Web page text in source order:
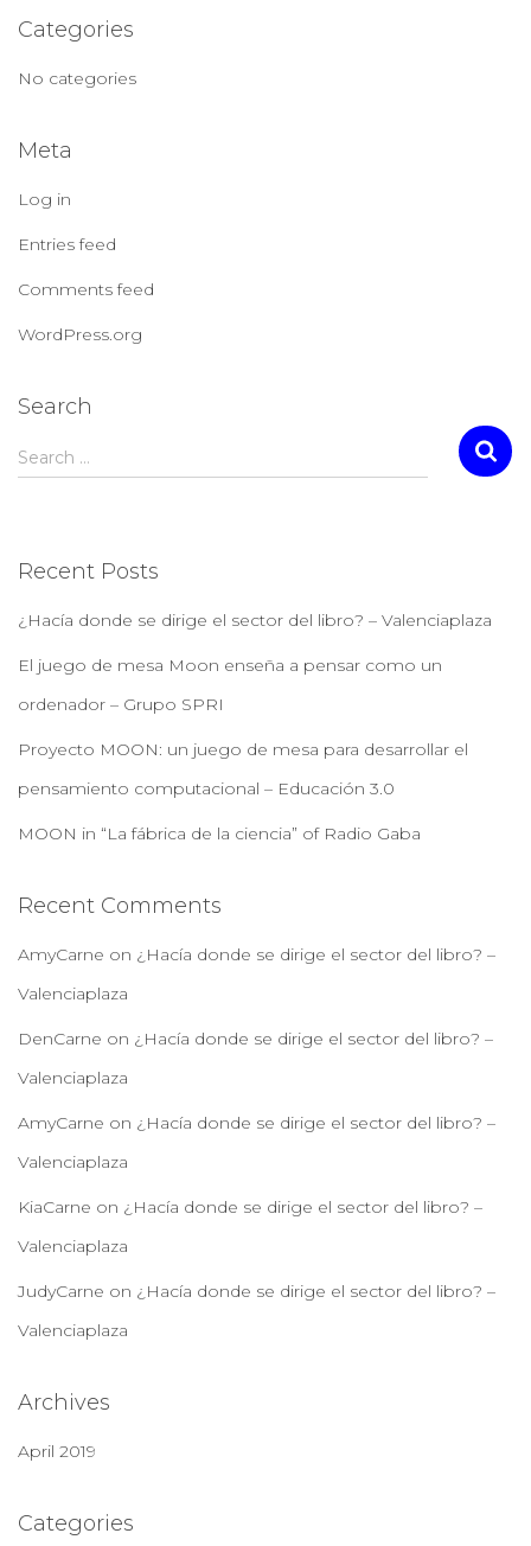
Categories
No categories
Meta
Log in
Entries feed
Comments feed
WordPress.org
Search
Search …
Recent Posts
¿Hacía donde se dirige el sector del libro? – Valenciaplaza
El juego de mesa Moon enseña a pensar como un
ordenador – Grupo SPRI
Proyecto MOON: un juego de mesa para desarrollar el
pensamiento computacional – Educación 3.0
MOON in “La fábrica de la ciencia” of Radio Gaba
Recent Comments
AmyCarne on ¿Hacía donde se dirige el sector del libro? –
Valenciaplaza
DenCarne on ¿Hacía donde se dirige el sector del libro? –
Valenciaplaza
AmyCarne on ¿Hacía donde se dirige el sector del libro? –
Valenciaplaza
KiaCarne on ¿Hacía donde se dirige el sector del libro? –
Valenciaplaza
JudyCarne on ¿Hacía donde se dirige el sector del libro? –
Valenciaplaza
Archives
April 2019
Categories